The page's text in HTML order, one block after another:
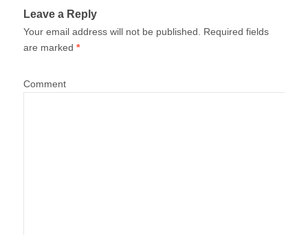
Leave a Reply
Your email address will not be published.
Required fields
are marked *
Comment